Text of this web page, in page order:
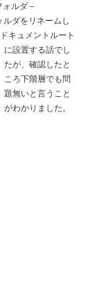
ルダ－
ルダをリネームし
キュメントルート
に設置する話でし
たが、確認したと
ころ下階層でも問
題無いと言うこと
がわかりました。